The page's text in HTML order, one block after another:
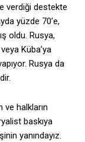
verdiği destekte
yüzde 70’e,
oldu. Rusya,
Küba’ya
Rusya da
halkların
baskıya
yanındayız.